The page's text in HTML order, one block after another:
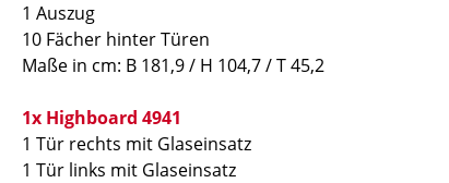
1 Auszug
10 Fächer hinter Türen
Maße in cm: B 181,9 / H 104,7 / T 45,2
1x Highboard 4941
1 Tür rechts mit Glaseinsatz
1 Tür links mit Glaseinsatz